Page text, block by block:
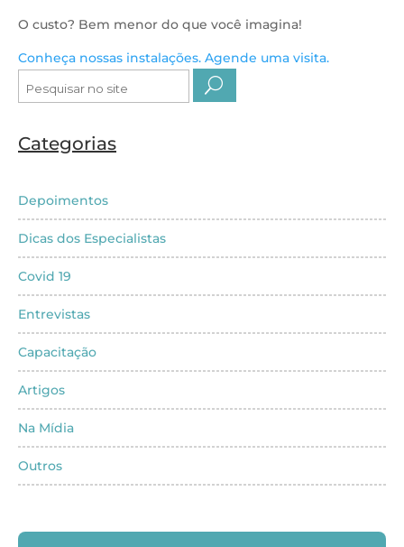
por:
Categorias
Depoimentos
Dicas dos Especialistas
Covid 19
Entrevistas
Capacitação
Artigos
Na Mídia
Outros
O custo? Bem menor do que você imagina!
Conheça nossas instalações. Agende uma visita.